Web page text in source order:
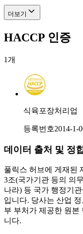
더보기
HACCP 인증
1개
식육포장처리업
등록번호2014-1-
데이터 출처 및 정
풀릭스 허브에 게재된
3조(국가기관 등의 의
나라) 등 국가 행정기
입니다. 당사는 산업
부 부처가 제공한 원본
니다.